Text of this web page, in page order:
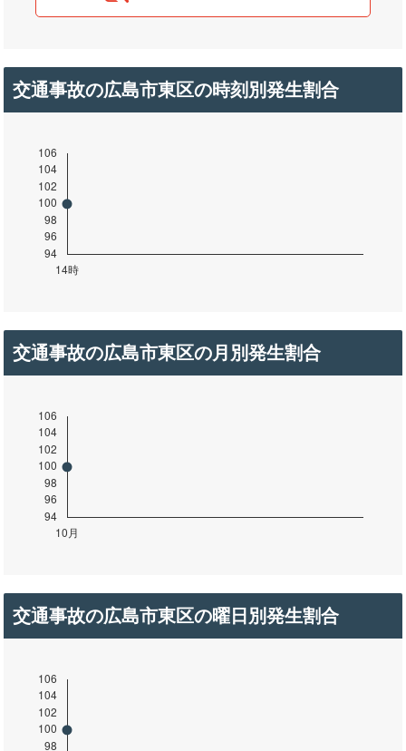
交通事故の広島市東区の時刻別発生割合
交通事故の広島市東区の月別発生割合
交通事故の広島市東区の曜日別発生割合